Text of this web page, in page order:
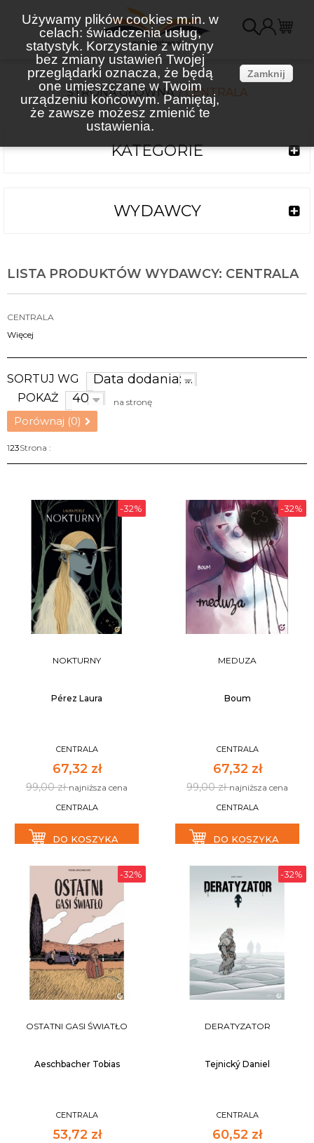
Używamy plików cookies m.in. w
celach: świadczenia usług,
statystyk. Korzystanie z witryny
bez zmiany ustawień Twojej
przeglądarki oznacza, że będą
one umieszczane w Twoim
urządzeniu końcowym. Pamiętaj,
że zawsze możesz zmienić te
ustawienia.
Zamknij
STRONA GŁÓWNA CENTRALA
KATEGORIE
WYDAWCY
LISTA PRODUKTÓW WYDAWCY: CENTRALA
CENTRALA
Więcej
SORTUJ WG Data dodania: najnowsze
POKAŻ 40 na stronę
Porównaj (0)
Strona :
123
-32%
NOKTURNY
Pérez Laura
CENTRALA
67,32 zł
99,00 złnajniższa cena
CENTRALA
DO KOSZYKA
-32%
MEDUZA
Boum
CENTRALA
67,32 zł
99,00 złnajniższa cena
CENTRALA
DO KOSZYKA
-32%
OSTATNI GASI ŚWIATŁO
Aeschbacher Tobias
CENTRALA
53,72 zł
-32%
DERATYZATOR
Tejnický Daniel
CENTRALA
60,52 zł